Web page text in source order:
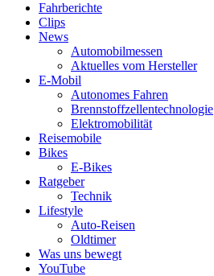
Fahrberichte
Clips
News
Automobilmessen
Aktuelles vom Hersteller
E-Mobil
Autonomes Fahren
Brennstoffzellentechnologie
Elektromobilität
Reisemobile
Bikes
E-Bikes
Ratgeber
Technik
Lifestyle
Auto-Reisen
Oldtimer
Was uns bewegt
YouTube